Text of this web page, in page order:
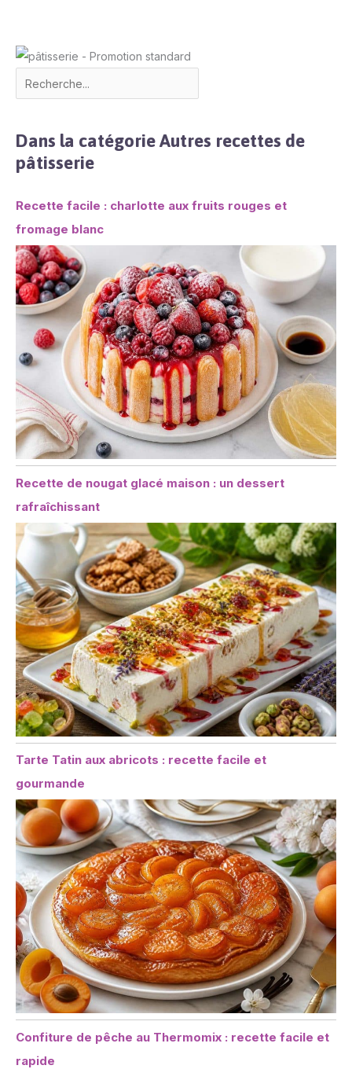
Dans la catégorie Autres recettes de
pâtisserie
Recette facile : charlotte aux fruits rouges et
fromage blanc
Recette de nougat glacé maison : un dessert
rafraîchissant
Tarte Tatin aux abricots : recette facile et
gourmande
Confiture de pêche au Thermomix : recette facile et
rapide